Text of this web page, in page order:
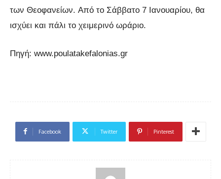
των Θεοφανείων. Από το Σάββατο 7 Ιανουαρίου, θα
ισχύει και πάλι το χειμερινό ωράριο.
Πηγή: www.poulatakefalonias.gr
Facebook Twitter Pinterest